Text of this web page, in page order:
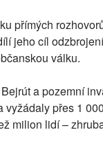
přímých
jeho cíl
válku.
a pozemní
vyžádaly přes 1
milion lidí –